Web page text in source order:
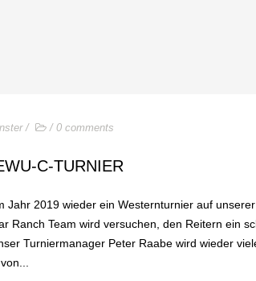
/ / 0 comments
C-TURNIER
Jahr 2019 wieder ein Westernturnier auf
Ranch Team wird versuchen, den Reitern ein
Turniermanager Peter Raabe wird wieder